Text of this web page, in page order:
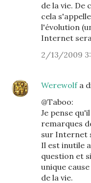
de la vie. De
cela
l'évolution
Internet
2/13/2009
Werewolfa
@Taboo:
Je pense
remarques
sur Internet
Il est inutile
question et
unique
de la vie.